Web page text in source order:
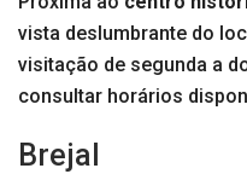
vista deslumbrante do
visitação de segunda a
consultar horários
Brejal